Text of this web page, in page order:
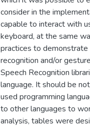
consider in the
capable to interact with
keyboard, at the same
practices to
recognition and/or
Speech Recognition
language. It should be
used programming
to other languages to
analysis, tables were